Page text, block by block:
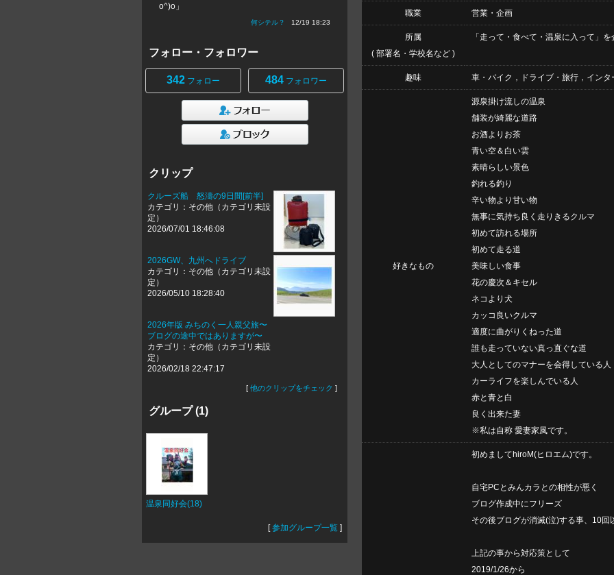
o^)o」
何シテル？ 12/19 18:23
フォロー・フォロワー
342 フォロー 484 フォロワー
クリップ
クルーズ船 怒濤の9日間[前半]
カテゴリ：その他（カテゴリ未設
定）
2026/07/01 18:46:08
2026GW、九州へドライブ
カテゴリ：その他（カテゴリ未設
定）
2026/05/10 18:28:40
2026年版 みちのく一人親父旅〜
ブログの途中ではありますが〜
カテゴリ：その他（カテゴリ未設
定）
2026/02/18 22:47:17
[ 他のクリップをチェック ]
グループ (1)
温泉同好会(18)
[参加グループ一覧 ]
職業 営業・企画
所属
( 部署名・学校名など )
「走って・食べて・温泉に入って」
趣味 車・バイク，ドライブ・旅行，イン
好きなもの
源泉掛け流しの温泉
舗装が綺麗な道路
お酒よりお茶
青い空＆白い雲
素晴らしい景色
釣れる釣り
辛い物より甘い物
無事に気持ち良く走りきるクルマ
初めて訪れる場所
初めて走る道
美味しい食事
花の慶次＆キセル
ネコより犬
カッコ良いクルマ
適度に曲がりくねった道
誰も走っていない真っ直ぐな道
大人としてのマナーを会得している人
カーライフを楽しんでいる人
赤と青と白
良く出来た妻
※私は自称 愛妻家風です。
初めましてhiroM(ヒロエム)です。
自宅PCとみんカラとの相性が悪く
ブログ作成中にフリーズ
その後ブログが消滅(泣)する事、10回
上記の事から対応策として
2019/1/26から